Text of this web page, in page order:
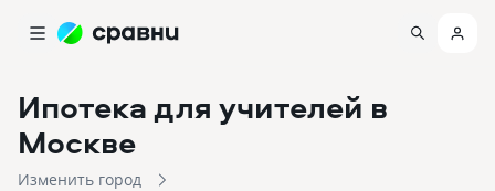
Ипотека для учителей в
Москве
Изменить город